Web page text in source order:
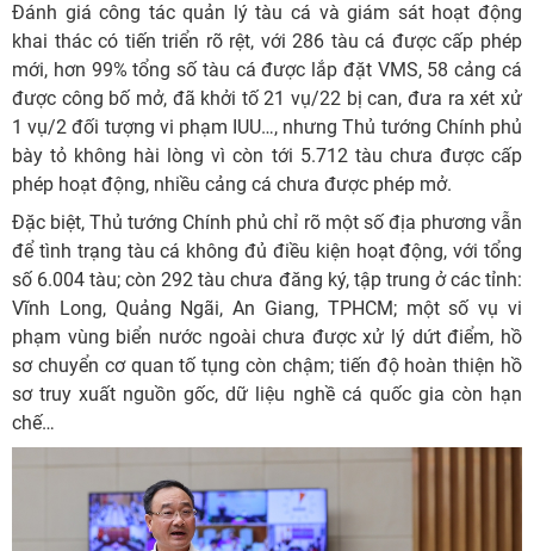
Đánh giá công tác quản lý tàu cá và giám sát hoạt động
khai thác có tiến triển rõ rệt, với 286 tàu cá được cấp phép
mới, hơn 99% tổng số tàu cá được lắp đặt VMS, 58 cảng cá
được công bố mở, đã khởi tố 21 vụ/22 bị can, đưa ra xét xử
1 vụ/2 đối tượng vi phạm IUU…, nhưng Thủ tướng Chính phủ
bày tỏ không hài lòng vì còn tới 5.712 tàu chưa được cấp
phép hoạt động, nhiều cảng cá chưa được phép mở.
Đặc biệt, Thủ tướng Chính phủ chỉ rõ một số địa phương vẫn
để tình trạng tàu cá không đủ điều kiện hoạt động, với tổng
số 6.004 tàu; còn 292 tàu chưa đăng ký, tập trung ở các tỉnh:
Vĩnh Long, Quảng Ngãi, An Giang, TPHCM; một số vụ vi
phạm vùng biển nước ngoài chưa được xử lý dứt điểm, hồ
sơ chuyển cơ quan tố tụng còn chậm; tiến độ hoàn thiện hồ
sơ truy xuất nguồn gốc, dữ liệu nghề cá quốc gia còn hạn
chế…